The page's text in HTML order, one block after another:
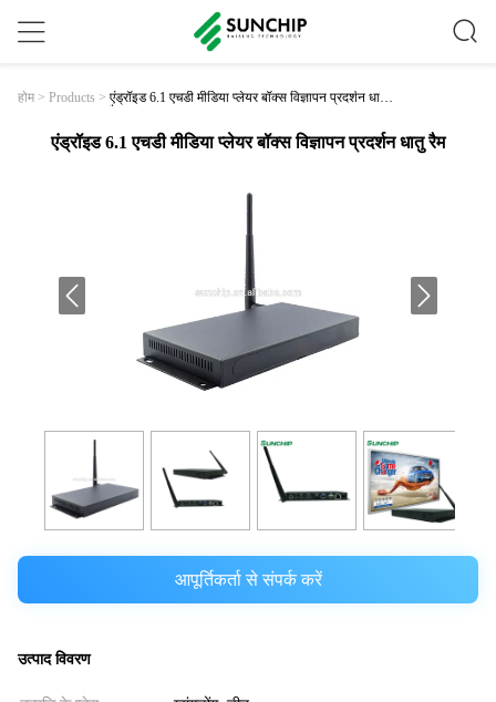
होम > Products > एंड्रॉइड 6.1 एचडी मीडिया प्लेयर बॉक्स विज्ञापन प्रदर्शन धातु
रैम
एंड्रॉइड 6.1 एचडी मीडिया प्लेयर बॉक्स विज्ञापन प्रदर्शन धातु रैम
आपूर्तिकर्ता से संपर्क करें
उत्पाद विवरण